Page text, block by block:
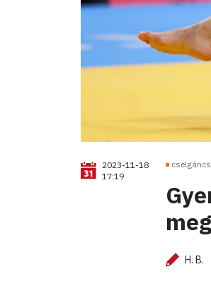
2023-11-18
17:19
cselgáncs
H. B.